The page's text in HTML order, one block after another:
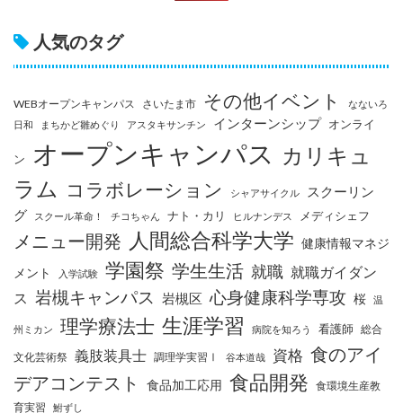
人気のタグ
WEBオープンキャンパス さいたま市 その他イベント
なないろ
日和
まちかど雛めぐり アスタキサンチン インターンシップ オンライ
ン オープンキャンパス カリキュ
ラム コラボレーション シャアサイクル
スクーリン
グ
スクール革命！ チコちゃん ナト・カリ ヒルナンデス メディシェフ
メニュー開発 人間総合科学大学 健康情報マネジ
メント
入学試験 学園祭 学生生活 就職 就職ガイダン
ス 岩槻キャンパス 岩槻区 心身健康科学専攻 桜 温
州ミカン 理学療法士 生涯学習 病院を知ろう 看護師 総合
文化芸術祭 義肢装具士 調理学実習Ⅰ 谷本道哉 資格 食のアイ
デアコンテスト
食品加工応用 食品開発 食環境生産教
育実習
鮒ずし